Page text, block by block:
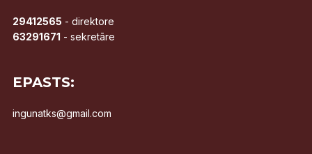
29412565 - direktore
63291671 - sekretāre
EPASTS:
ingunatks@gmail.com